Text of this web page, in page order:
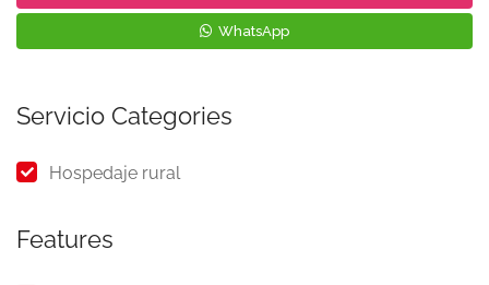
WhatsApp
Servicio Categories
Hospedaje rural
Features